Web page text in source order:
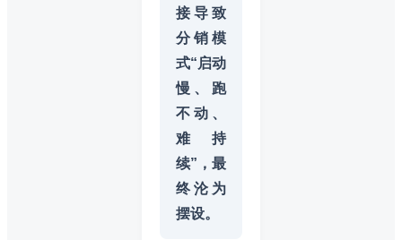
接导致
分销模
式“启动
慢、跑
不动、
难持
续”，最
终沦为
摆设。